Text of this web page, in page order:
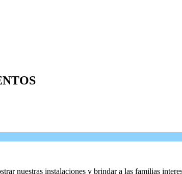
nuestras instalaciones y brindar a las familias